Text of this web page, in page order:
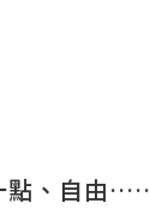
點、自由